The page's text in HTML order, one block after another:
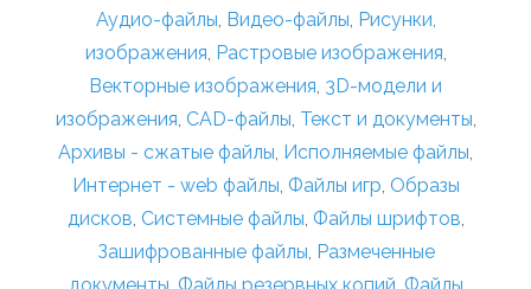
Аудио-файлы, Видео-файлы, Рисунки,
изображения, Растровые изображения,
Векторные изображения, 3D-модели и
изображения, CAD-файлы, Текст и документы,
Архивы - сжатые файлы, Исполняемые файлы,
Интернет - web файлы, Файлы игр, Образы
дисков, Системные файлы, Файлы шрифтов,
Зашифрованные файлы, Размеченные